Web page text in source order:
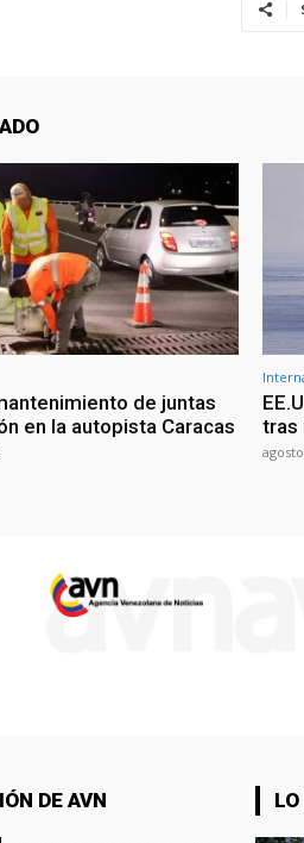
de juntas
en la autopista Caracas
tras
DE AVN